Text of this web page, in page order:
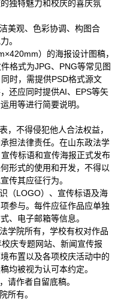
独特魅力和校庆的喜庆氛
美观、色彩协调、构图合
。
）的海报设计图稿，
格式为JPG、PNG等常见图
时，需提供PSD格式源文
还应同时提供AI、EPS等矢
用等进行简要说明。
，不得侵犯他人合法权益，
担法律责任。在山东政法学
传标语和宣传海报正式发布
形式的使用和开发，不得以
传其应征行为。
（LOGO）、宣传标语及海
参与。每件应征作品应单独
、电子邮箱等信息。
学院所有，学校有权对作品
庆专题网站、新闻宣传报
布置以及各项校庆活动中的
均被视为认可本约定。
请作者自留底稿。
所有。